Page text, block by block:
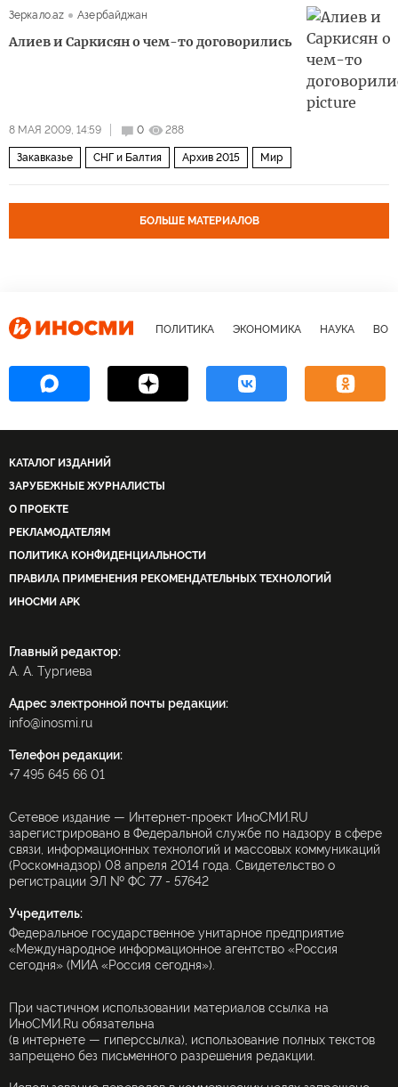
Зеркало.az Азербайджан
Алиев и Саркисян о чем-то договорились
8 МАЯ 2009, 14:59 0 288
Закавказье СНГ и Балтия Архив 2015 Мир
БОЛЬШЕ МАТЕРИАЛОВ
ПОЛИТИКА ЭКОНОМИКА НАУКА
КАТАЛОГ ИЗДАНИЙ
ЗАРУБЕЖНЫЕ ЖУРНАЛИСТЫ
О ПРОЕКТЕ
РЕКЛАМОДАТЕЛЯМ
ПОЛИТИКА КОНФИДЕНЦИАЛЬНОСТИ
ПРАВИЛА ПРИМЕНЕНИЯ РЕКОМЕНДАТЕЛЬНЫХ ТЕХНОЛОГИЙ
ИНОСМИ APK
Главный редактор:
А. А. Тургиева
Адрес электронной почты редакции:
info@inosmi.ru
Телефон редакции:
+7 495 645 66 01
Сетевое издание — Интернет-проект ИноСМИ.RU
зарегистрировано в Федеральной службе по надзору в сфере
связи, информационных технологий и массовых коммуникаций
(Роскомнадзор) 08 апреля 2014 года. Свидетельство о
регистрации ЭЛ № ФС 77 - 57642
Учредитель:
Федеральное государственное унитарное предприятие
«Международное информационное агентство «Россия
сегодня» (МИА «Россия сегодня»).
При частичном использовании материалов ссылка на
ИноСМИ.Ru обязательна
(в интернете — гиперссылка), использование полных текстов
запрещено без письменного разрешения редакции.